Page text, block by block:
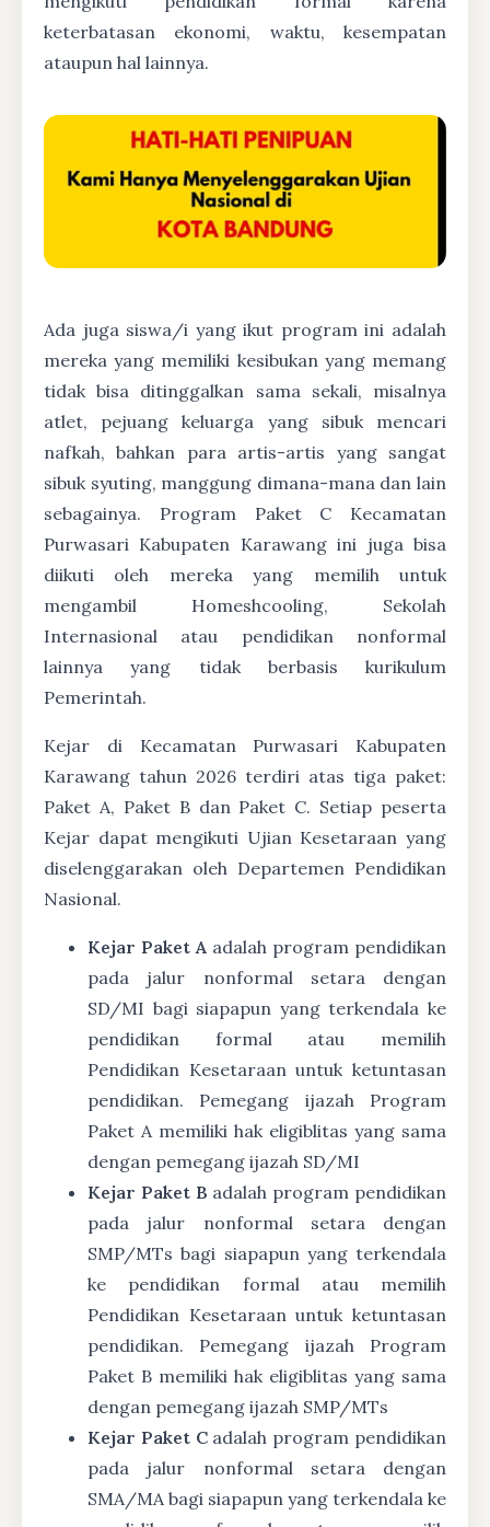
keterbatasan ekonomi, waktu, kesempatan
ataupun hal lainnya.
Ada juga siswa/i yang ikut program ini adalah
mereka yang memiliki kesibukan yang memang
tidak bisa ditinggalkan sama sekali, misalnya
atlet, pejuang keluarga yang sibuk mencari
nafkah, bahkan para artis-artis yang sangat
sibuk syuting, manggung dimana-mana dan lain
sebagainya. Program Paket C Kecamatan
Purwasari Kabupaten Karawang ini juga bisa
diikuti oleh mereka yang memilih untuk
mengambil Homeshcooling, Sekolah
Internasional atau pendidikan nonformal
lainnya yang tidak berbasis kurikulum
Pemerintah.
Kejar di Kecamatan Purwasari Kabupaten
Karawang tahun 2026 terdiri atas tiga paket:
Paket A, Paket B dan Paket C. Setiap peserta
Kejar dapat mengikuti Ujian Kesetaraan yang
diselenggarakan oleh Departemen Pendidikan
Nasional.
Kejar Paket A adalah program pendidikan
pada jalur nonformal setara dengan
SD/MI bagi siapapun yang terkendala ke
pendidikan formal atau memilih
Pendidikan Kesetaraan untuk ketuntasan
pendidikan. Pemegang ijazah Program
Paket A memiliki hak eligiblitas yang sama
dengan pemegang ijazah SD/MI
Kejar Paket B adalah program pendidikan
pada jalur nonformal setara dengan
SMP/MTs bagi siapapun yang terkendala
ke pendidikan formal atau memilih
Pendidikan Kesetaraan untuk ketuntasan
pendidikan. Pemegang ijazah Program
Paket B memiliki hak eligiblitas yang sama
dengan pemegang ijazah SMP/MTs
Kejar Paket Cadalah program pendidikan
pada jalur nonformal setara dengan
SMA/MA bagi siapapun yang terkendala ke